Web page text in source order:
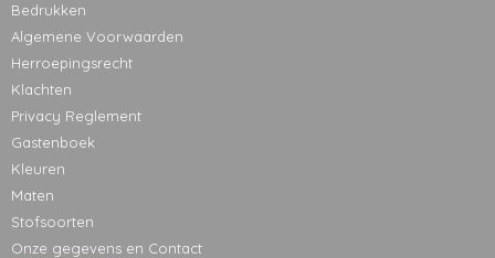
Bedrukken
Algemene Voorwaarden
Herroepingsrecht
Klachten
Privacy Reglement
Gastenboek
Kleuren
Maten
Stofsoorten
Onze gegevens en Contact